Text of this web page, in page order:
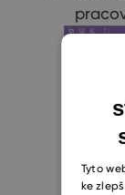
Tyto
ke